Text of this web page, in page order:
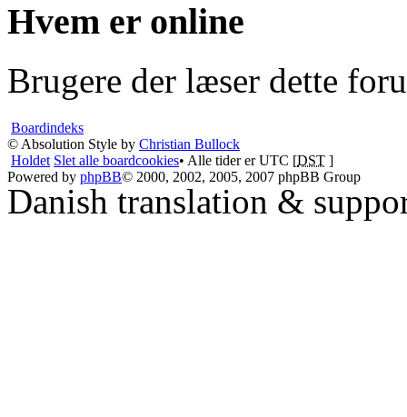
Hvem er online
Brugere der læser dette
Boardindeks
© Absolution Style by Christian Bullock
Holdet Slet alle boardcookies• Alle tider er UTC [DST ]
Powered by phpBB© 2000, 2002, 2005, 2007 phpBB Group
Danish translation &